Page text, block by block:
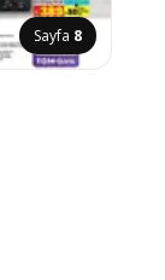
Sayfa 8